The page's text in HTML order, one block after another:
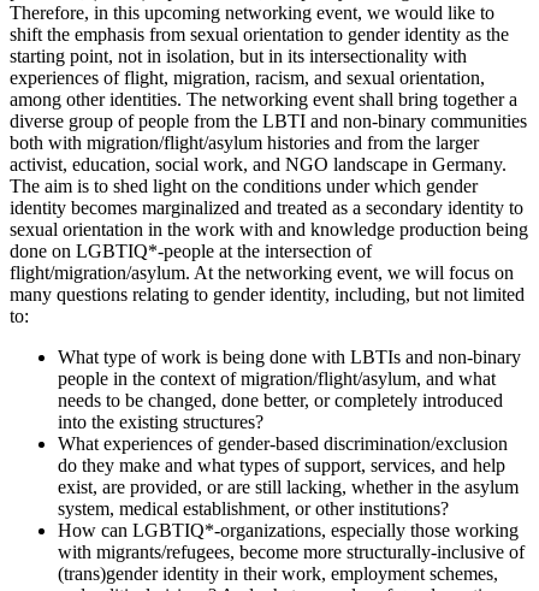
Therefore, in this upcoming networking event, we would like to
shift the emphasis from sexual orientation to gender identity as the
starting point, not in isolation, but in its intersectionality with
experiences of flight, migration, racism, and sexual orientation,
among other identities. The networking event shall bring together a
diverse group of people from the LBTI and non-binary communities
both with migration/flight/asylum histories and from the larger
activist, education, social work, and NGO landscape in Germany.
The aim is to shed light on the conditions under which gender
identity becomes marginalized and treated as a secondary identity to
sexual orientation in the work with and knowledge production being
done on LGBTIQ*-people at the intersection of
flight/migration/asylum. At the networking event, we will focus on
many questions relating to gender identity, including, but not limited
to:
What type of work is being done with LBTIs and non-binary
people in the context of migration/flight/asylum, and what
needs to be changed, done better, or completely introduced
into the existing structures?
What experiences of gender-based discrimination/exclusion
do they make and what types of support, services, and help
exist, are provided, or are still lacking, whether in the asylum
system, medical establishment, or other institutions?
How can LGBTIQ*-organizations, especially those working
with migrants/refugees, become more structurally-inclusive of
(trans)gender identity in their work, employment schemes,